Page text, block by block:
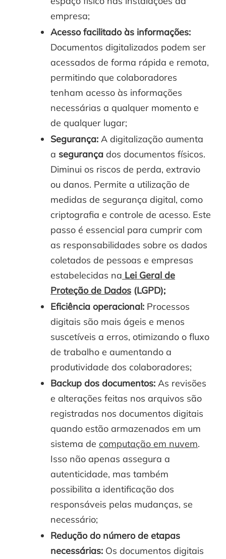
empresa;
Acesso facilitado às informações:
Documentos digitalizados podem ser
acessados de forma rápida e remota,
permitindo que colaboradores
tenham acesso às informações
necessárias a qualquer momento e
de qualquer lugar;
Segurança: A digitalização aumenta
a segurança dos documentos físicos.
Diminui os riscos de perda, extravio
ou danos. Permite a utilização de
medidas de segurança digital, como
criptografia e controle de acesso. Este
passo é essencial para cumprir com
as responsabilidades sobre os dados
coletados de pessoas e empresas
estabelecidas na Lei Geral de
Proteção de Dados (LGPD);
Eficiência operacional: Processos
digitais são mais ágeis e menos
suscetíveis a erros, otimizando o fluxo
de trabalho e aumentando a
produtividade dos colaboradores;
Backup dos documentos: As revisões
e alterações feitas nos arquivos são
registradas nos documentos digitais
quando estão armazenados em um
sistema de computação em nuvem.
Isso não apenas assegura a
autenticidade, mas também
possibilita a identificação dos
responsáveis pelas mudanças, se
necessário;
Redução do número de etapas
necessárias: Os documentos digitais